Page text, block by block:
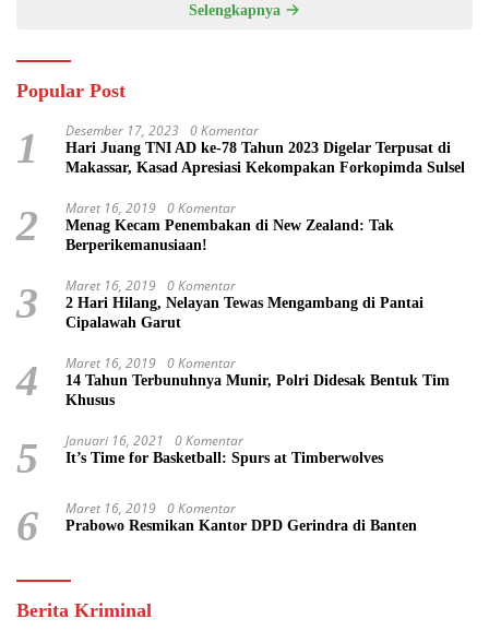
Selengkapnya
Popular Post
1 Desember 17, 2023 0 Komentar
Hari Juang TNI AD ke-78 Tahun 2023 Digelar Terpusat di
Makassar, Kasad Apresiasi Kekompakan Forkopimda Sulsel
2 Maret 16, 2019 0 Komentar
Menag Kecam Penembakan di New Zealand: Tak
Berperikemanusiaan!
3 Maret 16, 2019 0 Komentar
2 Hari Hilang, Nelayan Tewas Mengambang di Pantai
Cipalawah Garut
4 Maret 16, 2019 0 Komentar
14 Tahun Terbunuhnya Munir, Polri Didesak Bentuk Tim
Khusus
5 Januari 16, 2021 0 Komentar
It’s Time for Basketball: Spurs at Timberwolves
6 Maret 16, 2019 0 Komentar
Prabowo Resmikan Kantor DPD Gerindra di Banten
Berita Kriminal